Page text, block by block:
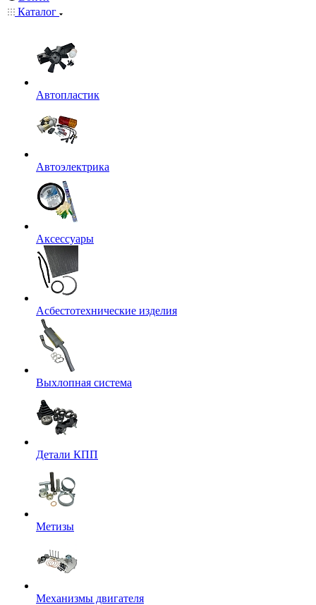
Каталог
Автопластик
Автоэлектрика
Аксессуары
Асбестотехнические изделия
Выхлопная система
Детали КПП
Метизы
Механизмы двигателя